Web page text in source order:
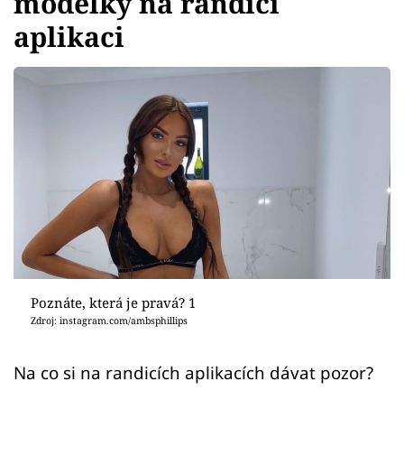
Youtubeři
Sex a vztahy
Sledujte prima+
Přihlášení
aplikaci
Poznáte, která je pravá? 1
Zdroj: instagram.com/ambsphillips
Na co si na randicích aplikacích dávat pozor?